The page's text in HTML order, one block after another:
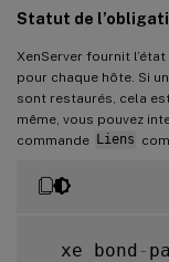
Statut de
XenServer fournit
pour chaque hôte. Si
sont restaurés, cela
même, vous pouvez
commande Liens
  xe bond
-